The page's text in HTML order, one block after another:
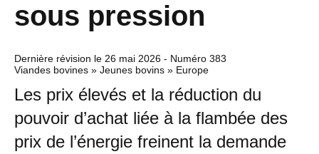
sous pression
Dernière révision le 26 mai 2026 - Numéro 383
Viandes bovines » Jeunes bovins » Europe
Les prix élevés et la réduction du
pouvoir d’achat liée à la flambée des
prix de l’énergie freinent la demande